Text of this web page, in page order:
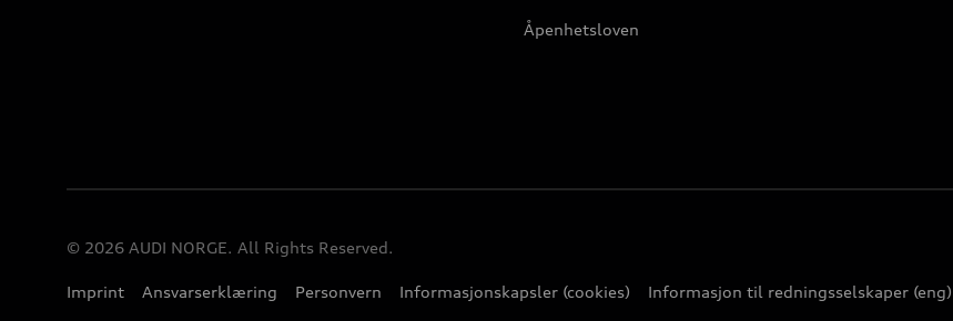
Åpenhetsloven
© 2026 AUDI NORGE. All Rights Reserved.
Imprint Ansvarserklæring Personvern Informasjonskapsler (cookies) Informasjon til redningsselskaper (eng)